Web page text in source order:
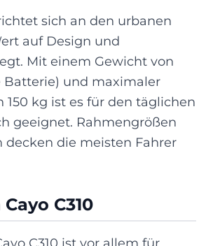
sich an den urbanen
auf Design und
Mit einem Gewicht von
Batterie) und maximaler
150 kg ist es für den täglichen
geeignet. Rahmengrößen
decken die meisten Fahrer
C310
C310 ist vor allem für